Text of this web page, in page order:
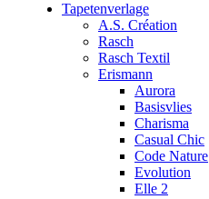
Tapetenverlage
A.S. Création
Rasch
Rasch Textil
Erismann
Aurora
Basisvlies
Charisma
Casual Chic
Code Nature
Evolution
Elle 2